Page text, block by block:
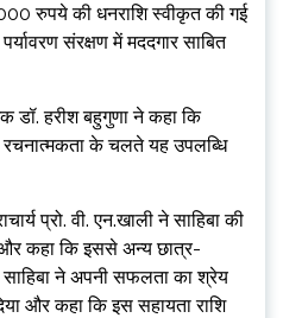
रुपये की धनराशि स्वीकृत की गई
संरक्षण में मददगार साबित
डॉ. हरीश बहुगुणा ने कहा कि
रचनात्मकता के चलते यह उपलब्धि
प्रो. वी. एन.खाली ने साहिबा की
और कहा कि इससे अन्य छात्र-
साहिबा ने अपनी सफलता का श्रेय
और कहा कि इस सहायता राशि